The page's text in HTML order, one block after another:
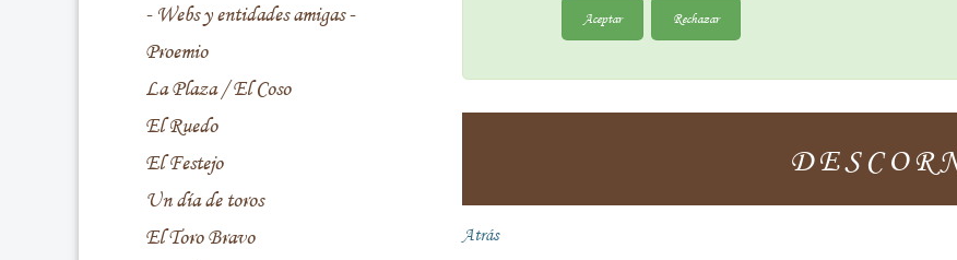
- Webs y entidades amigas -
Proemio
La Plaza / El Coso
El Ruedo
El Festejo
Un día de toros
El Toro Bravo
Aceptar Rechazar
Atrás